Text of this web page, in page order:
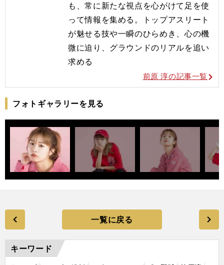
も、常に新たな視点を心がけて足を使
って情報を集める。トップアスリート
が魅せる技や一瞬のひらめき、心の機
微に迫り、グラウンドのリアルを追い
求める
前原 淳の記事一覧
フォトギャラリーを見る
一覧に戻る
キーワード